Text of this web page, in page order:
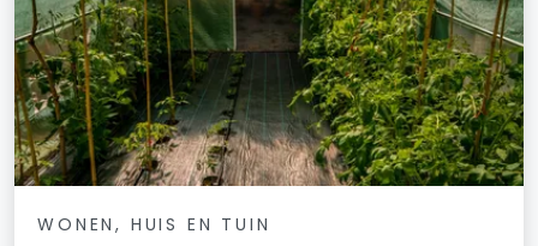
WONEN, HUIS EN TUIN